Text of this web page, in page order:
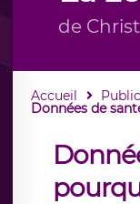
de
Accueil
Données de